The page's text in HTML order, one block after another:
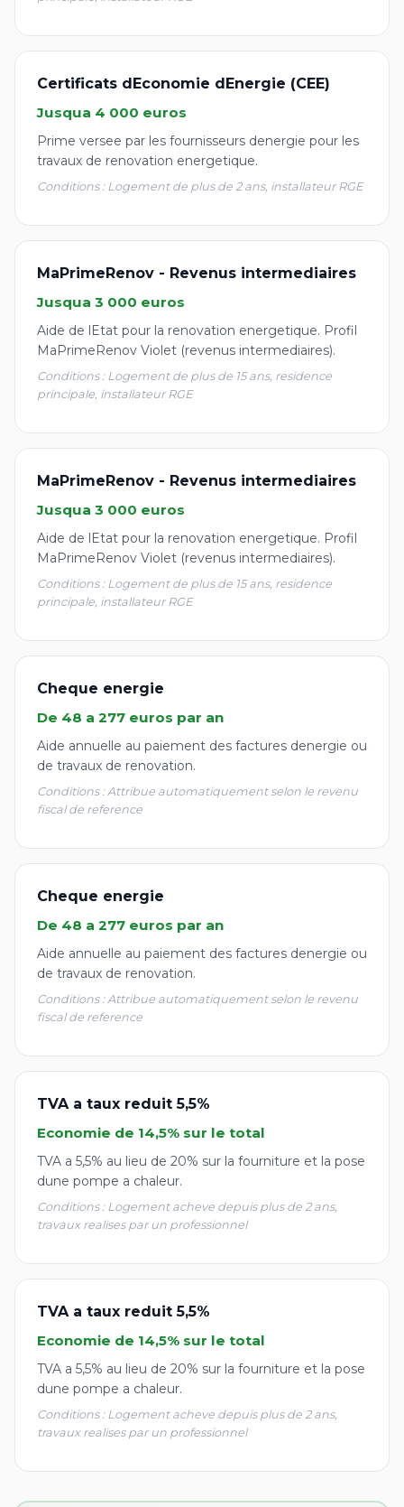
Certificats dEconomie dEnergie (CEE)
Jusqua 4 000 euros
Prime versee par les fournisseurs denergie pour les
travaux de renovation energetique.
Conditions : Logement de plus de 2 ans, installateur RGE
MaPrimeRenov - Revenus intermediaires
Jusqua 3 000 euros
Aide de lEtat pour la renovation energetique. Profil
MaPrimeRenov Violet (revenus intermediaires).
Conditions : Logement de plus de 15 ans, residence
principale, installateur RGE
MaPrimeRenov - Revenus intermediaires
Jusqua 3 000 euros
Aide de lEtat pour la renovation energetique. Profil
MaPrimeRenov Violet (revenus intermediaires).
Conditions : Logement de plus de 15 ans, residence
principale, installateur RGE
Cheque energie
De 48 a 277 euros par an
Aide annuelle au paiement des factures denergie ou
de travaux de renovation.
Conditions : Attribue automatiquement selon le revenu
fiscal de reference
Cheque energie
De 48 a 277 euros par an
Aide annuelle au paiement des factures denergie ou
de travaux de renovation.
Conditions : Attribue automatiquement selon le revenu
fiscal de reference
TVA a taux reduit 5,5%
Economie de 14,5% sur le total
TVA a 5,5% au lieu de 20% sur la fourniture et la pose
dune pompe a chaleur.
Conditions : Logement acheve depuis plus de 2 ans,
travaux realises par un professionnel
TVA a taux reduit 5,5%
Economie de 14,5% sur le total
TVA a 5,5% au lieu de 20% sur la fourniture et la pose
dune pompe a chaleur.
Conditions : Logement acheve depuis plus de 2 ans,
travaux realises par un professionnel